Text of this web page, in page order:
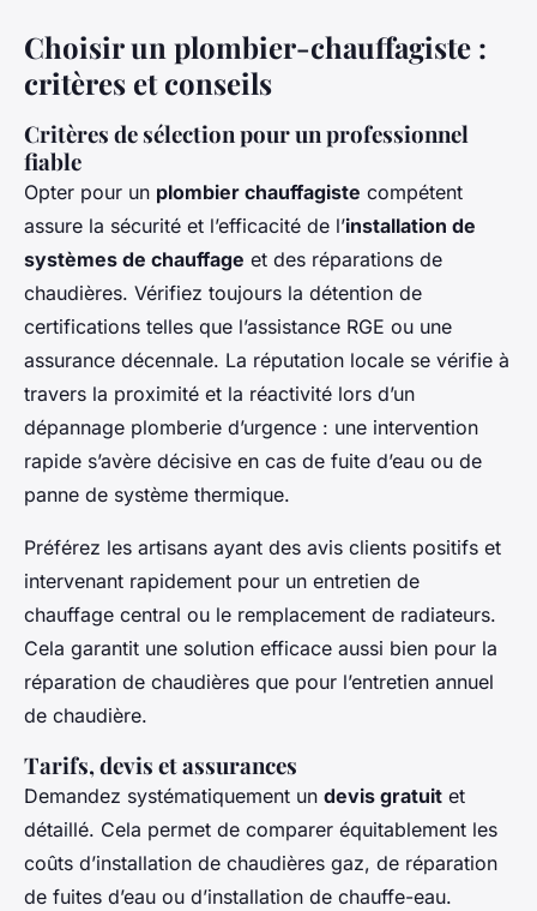
Choisir un plombier-chauffagiste :
critères et conseils
Critères de sélection pour un professionnel
fiable
Opter pour un plombier chauffagiste compétent
assure la sécurité et l’efficacité de l’installation de
systèmes de chauffage et des réparations de
chaudières. Vérifiez toujours la détention de
certifications telles que l’assistance RGE ou une
assurance décennale. La réputation locale se vérifie à
travers la proximité et la réactivité lors d’un
dépannage plomberie d’urgence : une intervention
rapide s’avère décisive en cas de fuite d’eau ou de
panne de système thermique.
Préférez les artisans ayant des avis clients positifs et
intervenant rapidement pour un entretien de
chauffage central ou le remplacement de radiateurs.
Cela garantit une solution efficace aussi bien pour la
réparation de chaudières que pour l’entretien annuel
de chaudière.
Tarifs, devis et assurances
Demandez systématiquement un devis gratuit et
détaillé. Cela permet de comparer équitablement les
coûts d’installation de chaudières gaz, de réparation
de fuites d’eau ou d’installation de chauffe-eau.